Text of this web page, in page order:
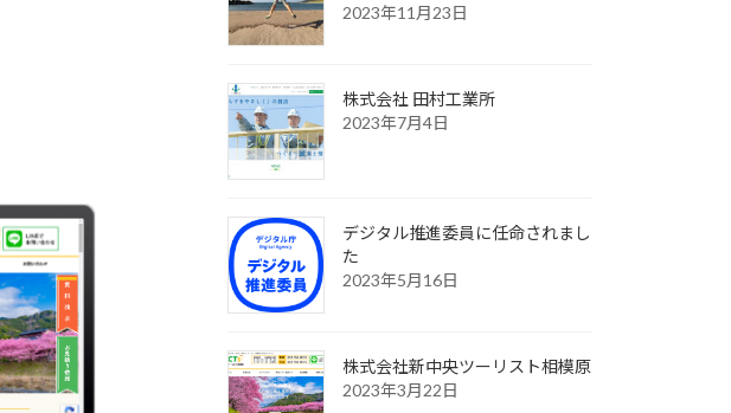
2023年11月23日
株式会社 田村工業所
2023年7月4日
デジタル推進委員に任命されまし
た
2023年5月16日
株式会社新中央ツーリスト相模原
2023年3月22日